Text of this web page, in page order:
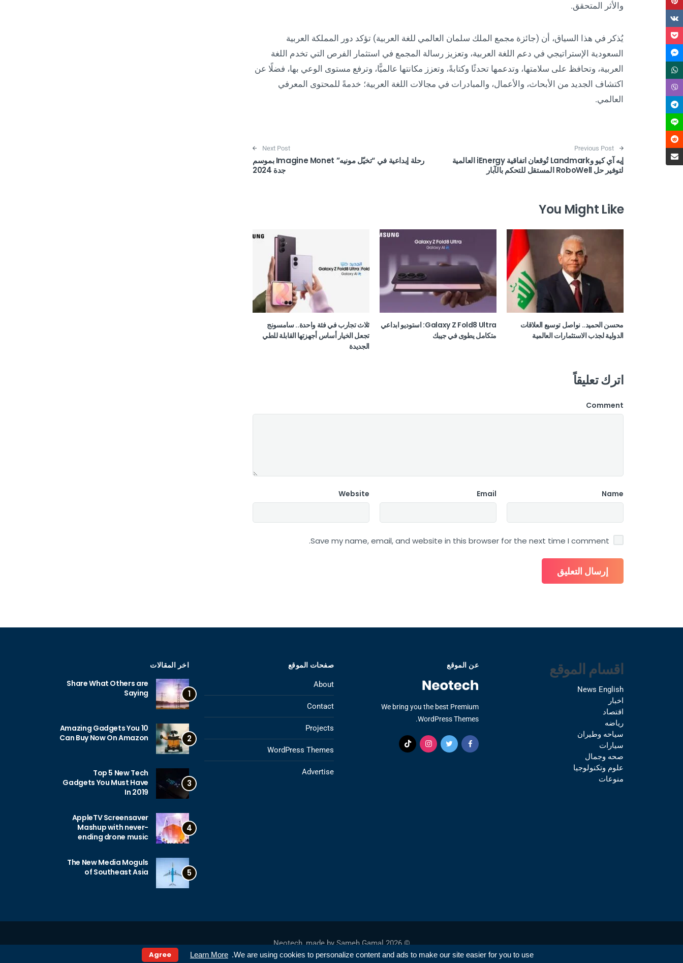
We are using cookies to personalize content and ads to make our site easier for you to use.
Learn More
Agree
والأثر المتحقق.
يُذكر في هذا السياق، أن (جائزة مجمع الملك سلمان العالمي للغة العربية) تؤكد دور المملكة العربية
السعودية الإستراتيجي في دعم اللغة العربية، وتعزيز رسالة المجمع في استثمار الفرص التي تخدم اللغة
العربية، وتحافظ على سلامتها، وتدعمها تحدثًا وكتابةً، وتعزز مكانتها عالميًّا، وترفع مستوى الوعي بها، فضلًا عن
اكتشاف الجديد من الأبحاث، والأعمال، والمبادرات في مجالات اللغة العربية؛ خدمةً للمحتوى المعرفي
العالمي.
Post navigation
Previous Post
إيه آي كيو وLandmark تُوقعان اتفاقية iEnergy العالمية
لتوفير حل RoboWell المستقل للتحكم بالآبار
Next Post
رحلة إبداعية في “تخيّل مونيه” Imagine Monet بموسم
جدة 2024
You Might Like
محسن الحميد.. نواصل توسيع العلاقات
الدولية لجذب الاستثمارات العالمية
Galaxy Z Fold8 Ultra: استوديو ابداعي
متكامل يطوى في جيبك
ثلاث تجارب في فئة واحدة.. سامسونج
تجعل الخيار أساس أجهزتها القابلة للطي
الجديدة
اترك تعليقاً
Comment
Name
Email
Website
Save my name, email, and website in this browser for the next time I comment.
اقسام الموقع
News English
اخبار
اقتصاد
رياضه
سياحه وطيران
سيارات
صحه وجمال
علوم وتكنولوجيا
منوعات
عن الموقع
We bring you the best Premium
WordPress Themes.
صفحات الموقع
About
Contact
Projects
WordPress Themes
Advertise
اخر المقالات
1
Share What Others are
Saying
2
10 Amazing Gadgets You
Can Buy Now On Amazon
3
Top 5 New Tech
Gadgets You Must Have
In 2019
4
AppleTV Screensaver
Mashup with never-
ending drone music
5
The New Media Moguls
of Southeast Asia
© 2026 Neotech, made by
Sameh Gamal